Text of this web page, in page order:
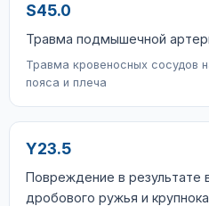
S45.0
Травма подмышечной
Травма кровеносных сосудов
пояса и плеча
Y23.5
Повреждение в результате
дробового ружья и